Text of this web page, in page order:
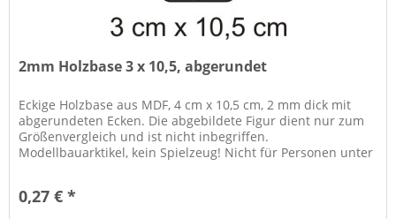
2mm Holzbase 3 x 10,5, abgerundet
Eckige Holzbase aus MDF, 4 cm x 10,5 cm, 2 mm dick mit
abgerundeten Ecken. Die abgebildete Figur dient nur zum
Größenvergleich und ist nicht inbegriffen.
Modellbauarktikel, kein Spielzeug! Nicht für Personen unter
0,27 € *